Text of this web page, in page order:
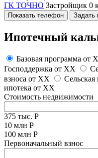
ГК ТОЧНО Застройщик 0
Показать телефон Задать
Ипотечный
Базовая программа от
Господдержка от XX
взноса от XX Сельская
ипотека от XX
Стоимость недвижимости
375 тыс. Р
10 млн Р
100 млн Р
Первоначальный взнос